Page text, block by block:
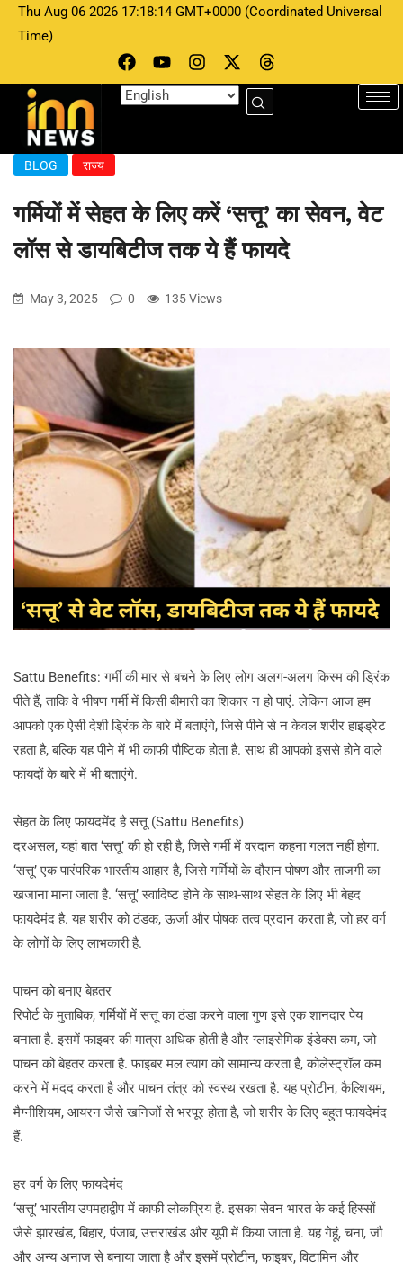
Thu Aug 06 2026 17:18:14 GMT+0000 (Coordinated Universal
Time)
BLOG राज्य
गर्मियों में सेहत के लिए करें ‘सत्तू’ का सेवन, वेट
लॉस से डायबिटीज तक ये हैं फायदे
May 3, 2025 0 135 Views
Sattu Benefits: गर्मी की मार से बचने के लिए लोग अलग-अलग किस्म की ड्रिंक
पीते हैं, ताकि वे भीषण गर्मी में किसी बीमारी का शिकार न हो पाएं. लेकिन आज हम
आपको एक ऐसी देशी ड्रिंक के बारे में बताएंगे, जिसे पीने से न केवल शरीर हाइड्रेट
रहता है, बल्कि यह पीने में भी काफी पौष्टिक होता है. साथ ही आपको इससे होने वाले
फायदों के बारे में भी बताएंगे.
सेहत के लिए फायदमेंद है सत्तू (Sattu Benefits)
दरअसल, यहां बात ‘सत्तू’ की हो रही है, जिसे गर्मी में वरदान कहना गलत नहीं होगा.
‘सत्तू’ एक पारंपरिक भारतीय आहार है, जिसे गर्मियों के दौरान पोषण और ताजगी का
खजाना माना जाता है. ‘सत्तू’ स्वादिष्ट होने के साथ-साथ सेहत के लिए भी बेहद
फायदेमंद है. यह शरीर को ठंडक, ऊर्जा और पोषक तत्व प्रदान करता है, जो हर वर्ग
के लोगों के लिए लाभकारी है.
पाचन को बनाए बेहतर
रिपोर्ट के मुताबिक, गर्मियों में सत्तू का ठंडा करने वाला गुण इसे एक शानदार पेय
बनाता है. इसमें फाइबर की मात्रा अधिक होती है और ग्लाइसेमिक इंडेक्स कम, जो
पाचन को बेहतर करता है. फाइबर मल त्याग को सामान्य करता है, कोलेस्ट्रॉल कम
करने में मदद करता है और पाचन तंत्र को स्वस्थ रखता है. यह प्रोटीन, कैल्शियम,
मैग्नीशियम, आयरन जैसे खनिजों से भरपूर होता है, जो शरीर के लिए बहुत फायदेमंद
हैं.
हर वर्ग के लिए फायदेमंद
‘सत्तू’ भारतीय उपमहाद्वीप में काफी लोकप्रिय है. इसका सेवन भारत के कई हिस्सों
जैसे झारखंड, बिहार, पंजाब, उत्तराखंड और यूपी में किया जाता है. यह गेहूं, चना, जौ
और अन्य अनाज से बनाया जाता है और इसमें प्रोटीन, फाइबर, विटामिन और